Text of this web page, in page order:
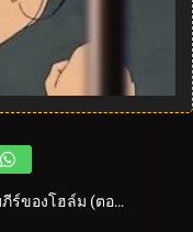
ตอนที่ 667 คัมภีร์ของโฮล์ม (ตอน 1)